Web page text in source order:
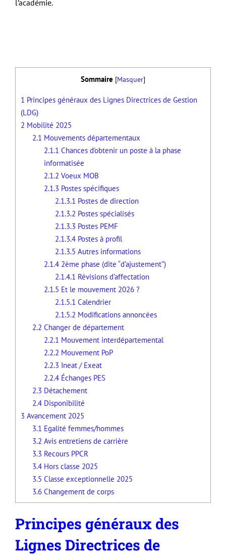
l’académie.
Sommaire [Masquer]
1 Principes généraux des Lignes Directrices de Gestion
(LDG)
2 Mobilité 2025
2.1 Mouvements départementaux
2.1.1 Chances d’obtenir un poste à la phase
informatisée
2.1.2 Voeux MOB
2.1.3 Postes spécifiques
2.1.3.1 Postes de direction
2.1.3.2 Postes spécialisés
2.1.3.3 Postes PEMF
2.1.3.4 Postes à profil
2.1.3.5 Autres informations
2.1.42ème phase (dite “d’ajustement”)
2.1.4.1 Révisions d’affectation
2.1.5 Et le mouvement 2026 ?
2.1.5.1 Calendrier
2.1.5.2 Modifications annoncées
2.2 Changer de département
2.2.1 Mouvement interdépartemental
2.2.2 Mouvement PoP
2.2.3 Ineat / Exeat
2.2.4Échanges PES
2.3 Détachement
2.4Disponibilité
3 Avancement 2025
3.1 Egalité femmes/hommes
3.2 Avis entretiens de carrière
3.3 Recours PPCR
3.4Hors classe 2025
3.5 Classe exceptionnelle 2025
3.6Changement de corps
Principes généraux des
Lignes Directrices de